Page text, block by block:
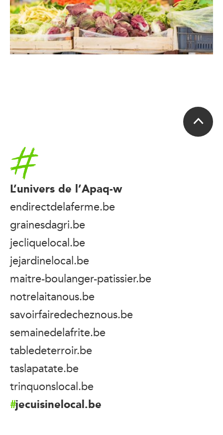
Accueil
L’univers de l’Apaq-w
endirectdelaferme.be
grainesdagri.be
jecliquelocal.be
jejardinelocal.be
maitre-boulanger-patissier.be
notrelaitanous.be
savoirfairedecheznous.be
semainedelafrite.be
tabledeterroir.be
taslapatate.be
trinquonslocal.be
jecuisinelocal.be